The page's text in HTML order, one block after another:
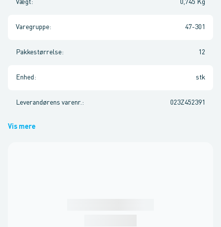
Vægt: 0,745 Kg
Varegruppe: 47-301
Pakkestørrelse: 12
Enhed : stk
Leverandørens varenr. : 023Z452391
Vis mere